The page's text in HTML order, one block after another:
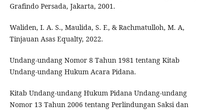
Grafindo Persada, Jakarta, 2001.
Waliden, I. A. S., Maulida, S. F., & Rachmatulloh, M. A,
Tinjauan Asas Equalty, 2022.
Undang-undang Nomor 8 Tahun 1981 tentang Kitab
Undang-undang Hukum Acara Pidana.
Kitab Undang-undang Hukum Pidana Undang-undang
Nomor 13 Tahun 2006 tentang Perlindungan Saksi dan